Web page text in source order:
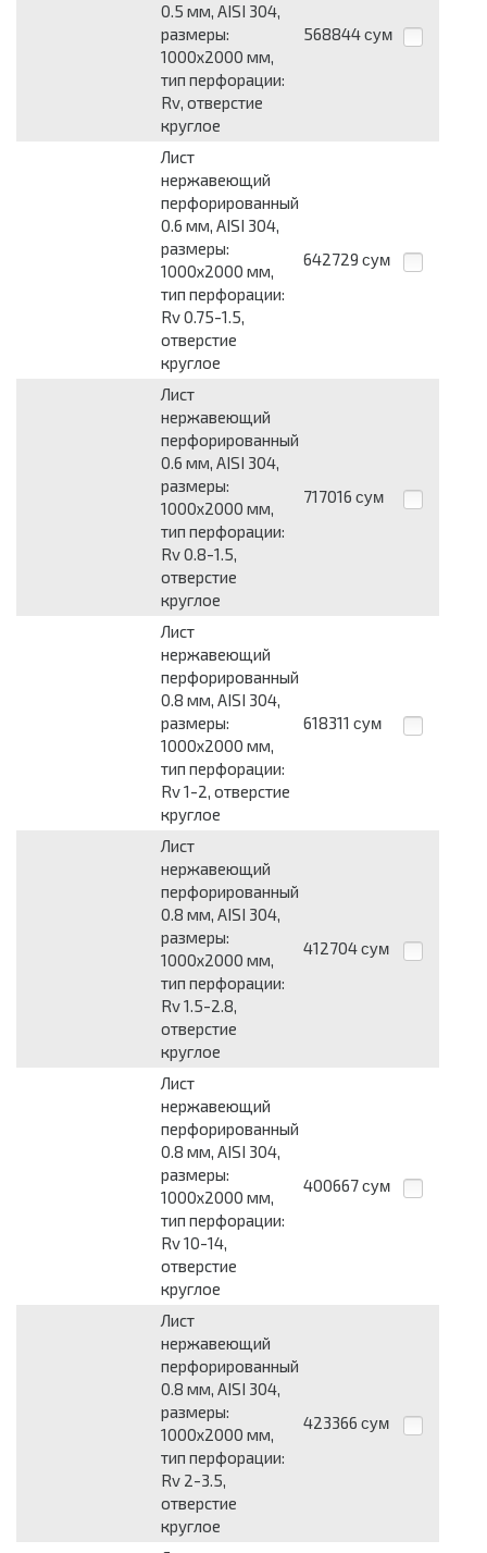
0.5 мм, AISI 304,
размеры:
1000x2000 мм,
тип перфорации:
Rv, отверстие
круглое
568844 сум
Лист
нержавеющий
перфорированный
0.6 мм, AISI 304,
размеры:
1000x2000 мм,
тип перфорации:
Rv 0.75-1.5,
отверстие
круглое
642729 сум
Лист
нержавеющий
перфорированный
0.6 мм, AISI 304,
размеры:
1000x2000 мм,
тип перфорации:
Rv 0.8-1.5,
отверстие
круглое
717016 сум
Лист
нержавеющий
перфорированный
0.8 мм, AISI 304,
размеры:
1000x2000 мм,
тип перфорации:
Rv 1-2, отверстие
круглое
618311 сум
Лист
нержавеющий
перфорированный
0.8 мм, AISI 304,
размеры:
1000x2000 мм,
тип перфорации:
Rv 1.5-2.8,
отверстие
круглое
412704 сум
Лист
нержавеющий
перфорированный
0.8 мм, AISI 304,
размеры:
1000x2000 мм,
тип перфорации:
Rv 10-14,
отверстие
круглое
400667 сум
Лист
нержавеющий
перфорированный
0.8 мм, AISI 304,
размеры:
1000x2000 мм,
тип перфорации:
Rv 2-3.5,
отверстие
круглое
423366 сум